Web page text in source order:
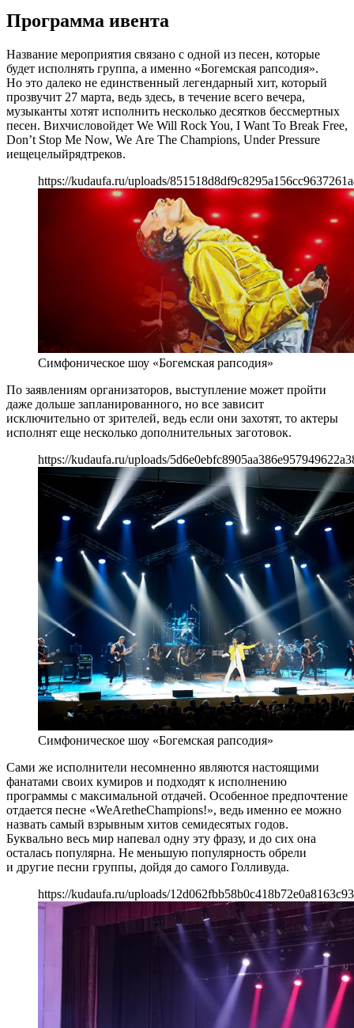
Программа ивента
Название мероприятия связано с одной из песен, которые
будет исполнять группа, а именно «Богемская рапсодия».
Но это далеко не единственный легендарный хит, который
прозвучит 27 марта, ведь здесь, в течение всего вечера,
музыканты хотят исполнить несколько десятков бессмертных
песен. Вихчисловойдет We Will Rock You, I Want To Break Free,
Don’t Stop Me Now, We Are The Champions, Under Pressure
иещецелыйрядтреков.
https://kudaufa.ru/uploads/
Симфоническое шоу «Богемская рапсодия»
По заявлениям организаторов, выступление может пройти
даже дольше запланированного, но все зависит
исключительно от зрителей, ведь если они захотят, то актеры
исполнят еще несколько дополнительных заготовок.
https://kudaufa.ru/uploads/
Симфоническое шоу «Богемская рапсодия»
Сами же исполнители несомненно являются настоящими
фанатами своих кумиров и подходят к исполнению
программы с максимальной отдачей. Особенное предпочтение
отдается песне «WeAretheChampions!», ведь именно ее можно
назвать самый взрывным хитов семидесятых годов.
Буквально весь мир напевал одну эту фразу, и до сих она
осталась популярна. Не меньшую популярность обрели
и другие песни группы, дойдя до самого Голливуда.
https://kudaufa.ru/uploads/